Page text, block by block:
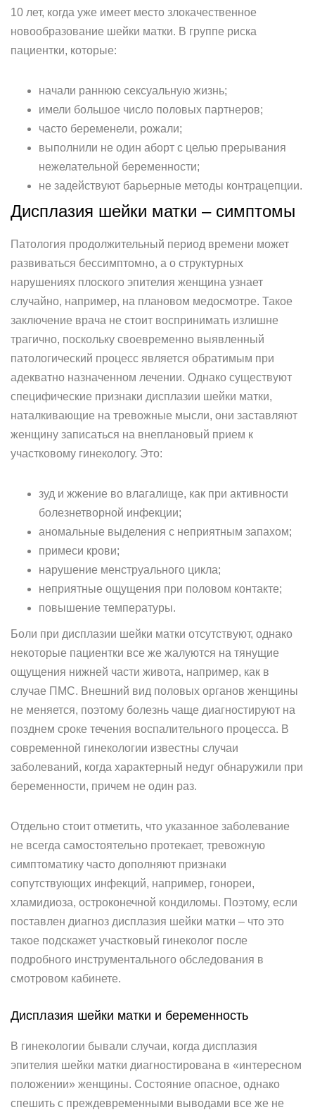
10 лет, когда уже имеет место злокачественное
новообразование шейки матки. В группе риска
пациентки, которые:
начали раннюю сексуальную жизнь;
имели большое число половых партнеров;
часто беременели, рожали;
выполнили не один аборт с целью прерывания
нежелательной беременности;
не задействуют барьерные методы контрацепции.
Дисплазия шейки матки – симптомы
Патология продолжительный период времени может
развиваться бессимптомно, а о структурных
нарушениях плоского эпителия женщина узнает
случайно, например, на плановом медосмотре. Такое
заключение врача не стоит воспринимать излишне
трагично, поскольку своевременно выявленный
патологический процесс является обратимым при
адекватно назначенном лечении. Однако существуют
специфические признаки дисплазии шейки матки,
наталкивающие на тревожные мысли, они заставляют
женщину записаться на внеплановый прием к
участковому гинекологу. Это:
зуд и жжение во влагалище, как при активности
болезнетворной инфекции;
аномальные выделения с неприятным запахом;
примеси крови;
нарушение менструального цикла;
неприятные ощущения при половом контакте;
повышение температуры.
Боли при дисплазии шейки матки отсутствуют, однако
некоторые пациентки все же жалуются на тянущие
ощущения нижней части живота, например, как в
случае ПМС. Внешний вид половых органов женщины
не меняется, поэтому болезнь чаще диагностируют на
позднем сроке течения воспалительного процесса. В
современной гинекологии известны случаи
заболеваний, когда характерный недуг обнаружили при
беременности, причем не один раз.
Отдельно стоит отметить, что указанное заболевание
не всегда самостоятельно протекает, тревожную
симптоматику часто дополняют признаки
сопутствующих инфекций, например, гонореи,
хламидиоза, остроконечной кондиломы. Поэтому, если
поставлен диагноз дисплазия шейки матки – что это
такое подскажет участковый гинеколог после
подробного инструментального обследования в
смотровом кабинете.
Дисплазия шейки матки и беременность
В гинекологии бывали случаи, когда дисплазия
эпителия шейки матки диагностирована в «интересном
положении» женщины. Состояние опасное, однако
спешить с преждевременными выводами все же не